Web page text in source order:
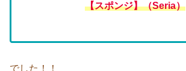
【スポンジ】（Seria）
でした！！